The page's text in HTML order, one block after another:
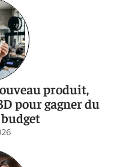
produit,
pour gagner du